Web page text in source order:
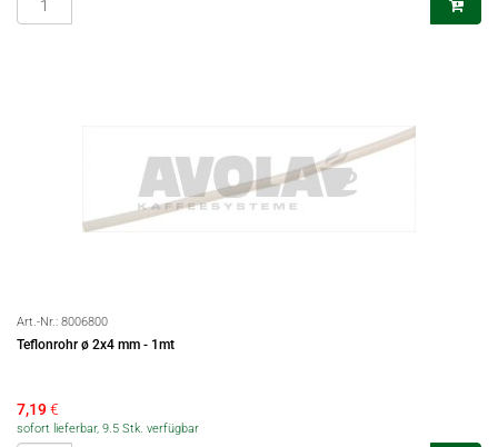
Art.-Nr.: 8006800
Teflonrohr ø 2x4 mm - 1mt
7,19€
sofort lieferbar, 9.5 Stk. verfügbar